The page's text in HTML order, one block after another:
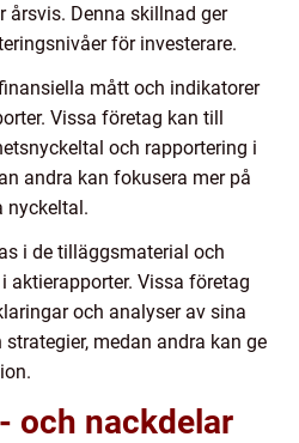
årsvis. Denna skillnad ger
för investerare.
mått och indikatorer
Vissa företag kan till
och rapportering i
andra kan fokusera mer på
nyckeltal.
i de tilläggsmaterial och
aktierapporter. Vissa företag
och analyser av sina
medan andra kan ge
och nackdelar